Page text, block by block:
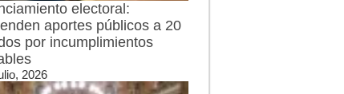
electoral:
aportes públicos a 20
por incumplimientos
2026